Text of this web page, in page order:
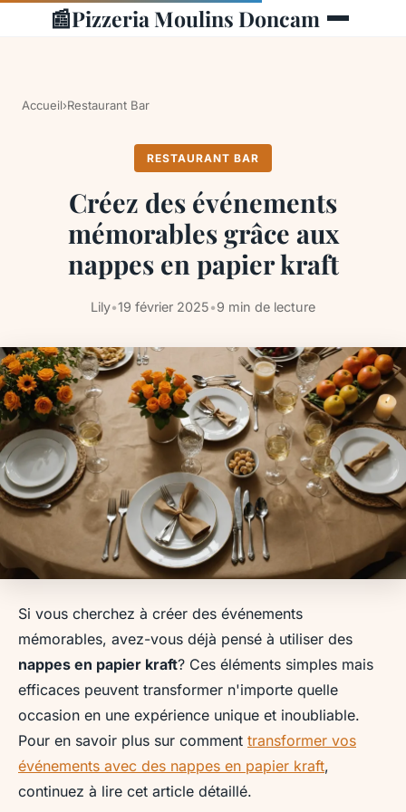
📰Pizzeria Moulins Doncam
Accueil›Restaurant Bar
RESTAURANT BAR
Créez des événements
mémorables grâce aux
nappes en papier kraft
Lily•19 février 2025•9 min de lecture
Si vous cherchez à créer des événements
mémorables, avez-vous déjà pensé à utiliser des
nappes en papier kraft? Ces éléments simples mais
efficaces peuvent transformer n'importe quelle
occasion en une expérience unique et inoubliable.
Pour en savoir plus sur comment transformer vos
événements avec des nappes en papier kraft,
continuez à lire cet article détaillé.